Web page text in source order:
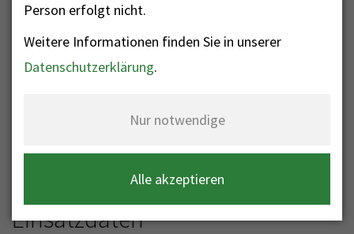
Nr. 145 - Privater
Rauchwarnmelder
Einsatzkategorie: Brand
Einsatzart: B BMA - Rauchwarnmelder
Privat
Einsatzdaten
Person erfolgt nicht.
Weitere Informationen finden Sie in unserer
Datenschutzerklärung.
Nur notwendige
Alle akzeptieren